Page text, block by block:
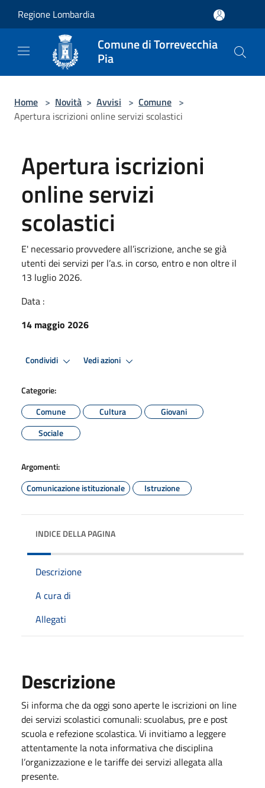
Regione Lombardia
Comune di Torrevecchia
Pia
Home > Novità > Avvisi > Comune >
Apertura iscrizioni online servizi scolastici
Apertura iscrizioni
online servizi
scolastici
E' necessario provvedere all’iscrizione, anche se già
utenti dei servizi per l’a.s. in corso, entro e non oltre il
13 luglio 2026.
Data :
14 maggio 2026
Condividi Vedi azioni
Categorie:
Comune
Cultura
Giovani
Sociale
Argomenti:
Comunicazione istituzionale
Istruzione
INDICE DELLA PAGINA
Descrizione
A cura di
Allegati
Descrizione
Si informa che da oggi sono aperte le iscrizioni on line
dei servizi scolastici comunali: scuolabus, pre e post
scuola e refezione scolastica. Vi invitiamo a leggere
attentamente la nota informativa che disciplina
l’organizzazione e le tariffe dei servizi allegata alla
presente.